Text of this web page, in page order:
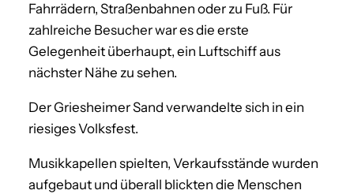
Fahrrädern, Straßenbahnen oder zu Fuß. Für
zahlreiche Besucher war es die erste
Gelegenheit überhaupt, ein Luftschiff aus
nächster Nähe zu sehen.
Der Griesheimer Sand verwandelte sich in ein
riesiges Volksfest.
Musikkapellen spielten, Verkaufsstände wurden
aufgebaut und überall blickten die Menschen